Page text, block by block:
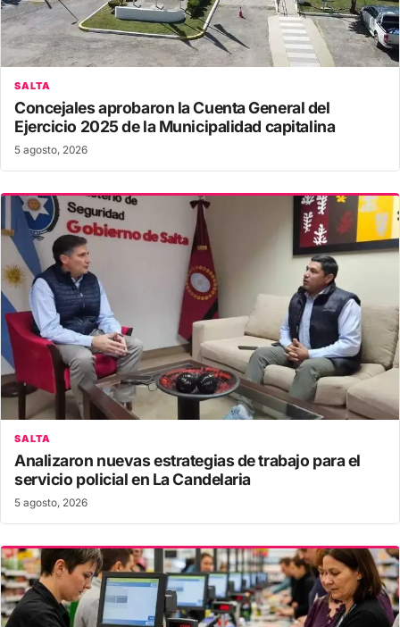
SALTA
Concejales aprobaron la Cuenta General del
Ejercicio 2025 de la Municipalidad capitalina
5 agosto, 2026
SALTA
Analizaron nuevas estrategias de trabajo para el
servicio policial en La Candelaria
5 agosto, 2026